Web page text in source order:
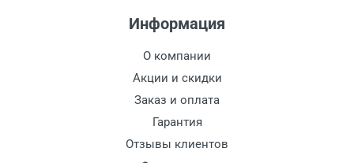
Информация
О компании
Акции и скидки
Заказ и оплата
Гарантия
Отзывы клиентов